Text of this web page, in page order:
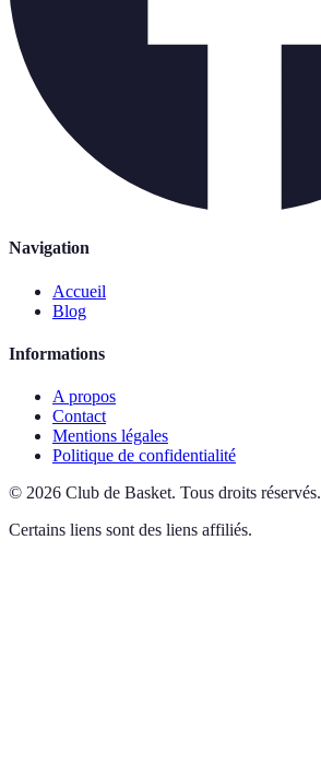
Navigation
Accueil
Blog
Informations
A propos
Contact
Mentions légales
Politique de confidentialité
© 2026 Club de Basket. Tous droits réservés.
Certains liens sont des liens affiliés.